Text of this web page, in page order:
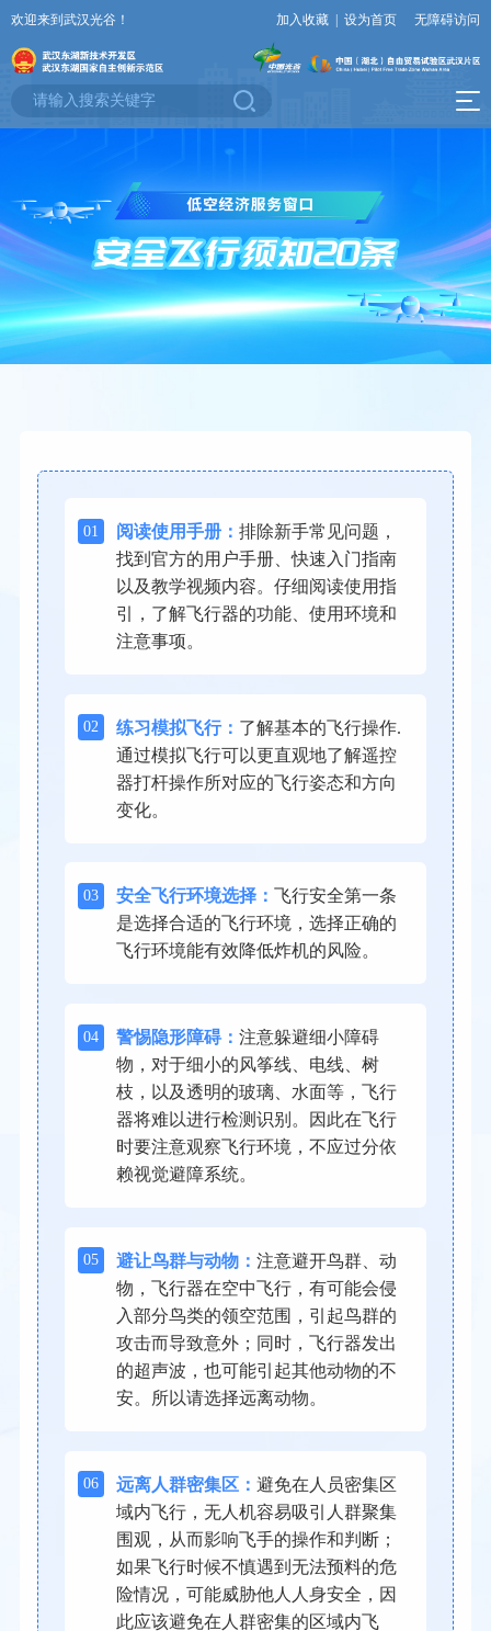
欢迎来到武汉光谷！ 加入收藏 设为首页 无障碍访问
01 阅读使用手册： 排除新手常见问题，
找到官方的用户手册、快速入门指南
以及教学视频内容。仔细阅读使用指
引，了解飞行器的功能、使用环境和
注意事项。
02 练习模拟飞行： 了解基本的飞行操作.
通过模拟飞行可以更直观地了解遥控
器打杆操作所对应的飞行姿态和方向
变化。
03 安全飞行环境选择： 飞行安全第一条
是选择合适的飞行环境，选择正确的
飞行环境能有效降低炸机的风险。
04 警惕隐形障碍： 注意躲避细小障碍
物，对于细小的风筝线、电线、树
枝，以及透明的玻璃、水面等，飞行
器将难以进行检测识别。因此在飞行
时要注意观察飞行环境，不应过分依
赖视觉避障系统。
05 避让鸟群与动物： 注意避开鸟群、动
物，飞行器在空中飞行，有可能会侵
入部分鸟类的领空范围，引起鸟群的
攻击而导致意外；同时，飞行器发出
的超声波，也可能引起其他动物的不
安。所以请选择远离动物。
06 远离人群密集区： 避免在人员密集区
域内飞行，无人机容易吸引人群聚集
围观，从而影响飞手的操作和判断；
如果飞行时候不慎遇到无法预料的危
险情况，可能威胁他人人身安全，因
此应该避免在人群密集的区域内飞